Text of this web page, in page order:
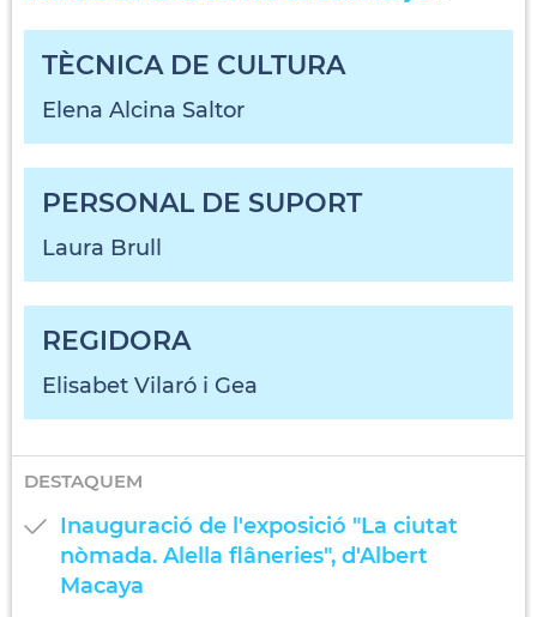
TÈCNICA DE CULTURA
Elena Alcina Saltor
PERSONAL DE SUPORT
Laura Brull
REGIDORA
Elisabet Vilaró i Gea
DESTAQUEM
Inauguració de l'exposició "La ciutat
nòmada. Alella flâneries", d'Albert
Macaya